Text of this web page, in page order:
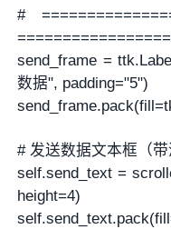
#
send_frame =
数据", padding="5")
# 发送数据文本框（带
self.send_text =
height=4)